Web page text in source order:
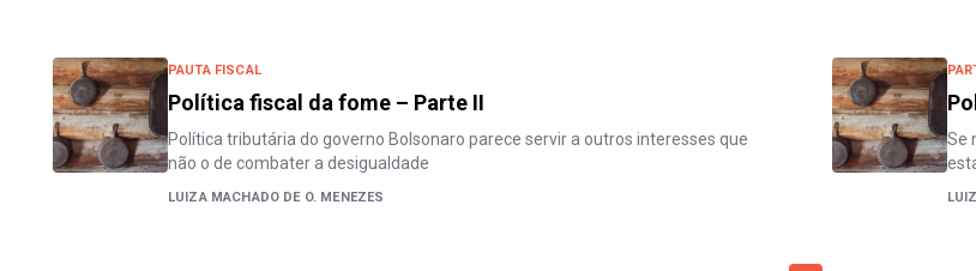
PAUTA FISCAL
Política fiscal da fome – Parte II
Política tributária do governo Bolsonaro parece servir a outros interesses que
não o de combater a desigualdade
LUIZA MACHADO DE O. MENEZES
Se